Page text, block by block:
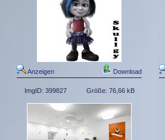
Anzeigen Download
ImgID: 399827 Größe: 76,66 kB